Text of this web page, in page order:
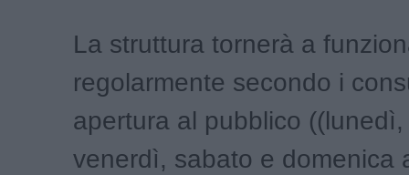
La struttura tornerà a
regolarmente secondo i
apertura al pubblico
venerdì, sabato e domenica